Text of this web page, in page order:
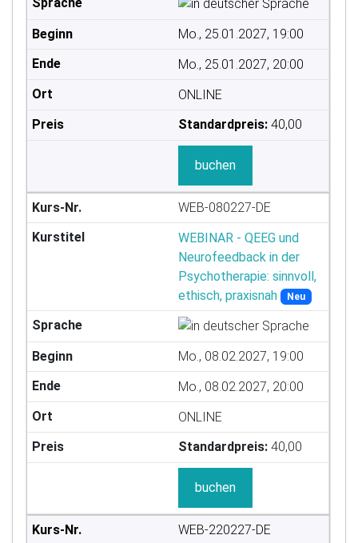
Mo., 25.01.2027, 19:00
Mo., 25.01.2027, 20:00
ONLINE
Standardpreis: 40,00
buchen
WEB-080227-DE
WEBINAR - QEEG und
Neurofeedback in der
Psychotherapie: sinnvoll,
ethisch, praxisnah
Neu
Mo., 08.02.2027, 19:00
Mo., 08.02.2027, 20:00
ONLINE
Standardpreis: 40,00
buchen
WEB-220227-DE